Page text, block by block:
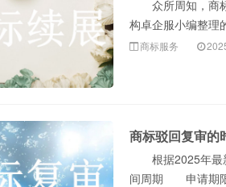
众所周知，商标
构卓企服小编整理
商标服务
商标驳回复审的
根据2025年最
间周期 申请期限